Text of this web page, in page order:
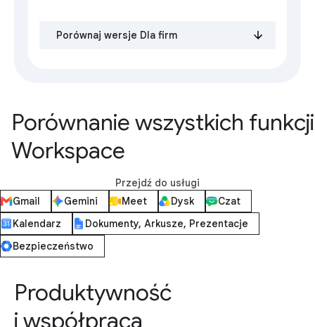
Porównaj wersje Dla firm
Porównanie wszystkich funkcji
Workspace
Przejdź do usługi
Gmail
Gemini Meet Dysk
Czat
Kalendarz
Dokumenty, Arkusze, Prezentacje
Bezpieczeństwo
Produktywność
i współpraca